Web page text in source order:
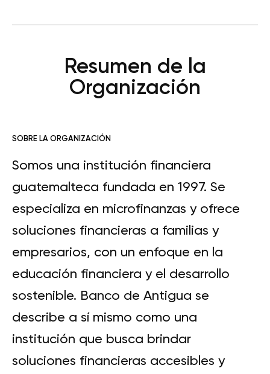
Resumen de la
Organización
SOBRE LA ORGANIZACIÓN
Somos una institución financiera
guatemalteca fundada en 1997. Se
especializa en microfinanzas y ofrece
soluciones financieras a familias y
empresarios, con un enfoque en la
educación financiera y el desarrollo
sostenible. Banco de Antigua se
describe a sí mismo como una
institución que busca brindar
soluciones financieras accesibles y